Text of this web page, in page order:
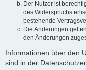
Der Nutzer ist
des Widerspruchs
bestehende
Die Änderungen
den Änderungen
Informationen über den
sind in der